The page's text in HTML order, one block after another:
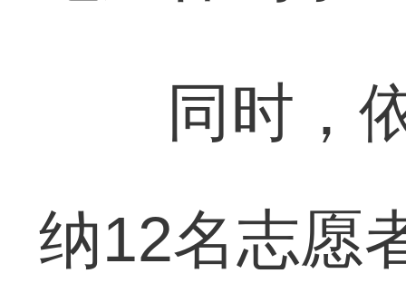
同时，依
纳12名志愿